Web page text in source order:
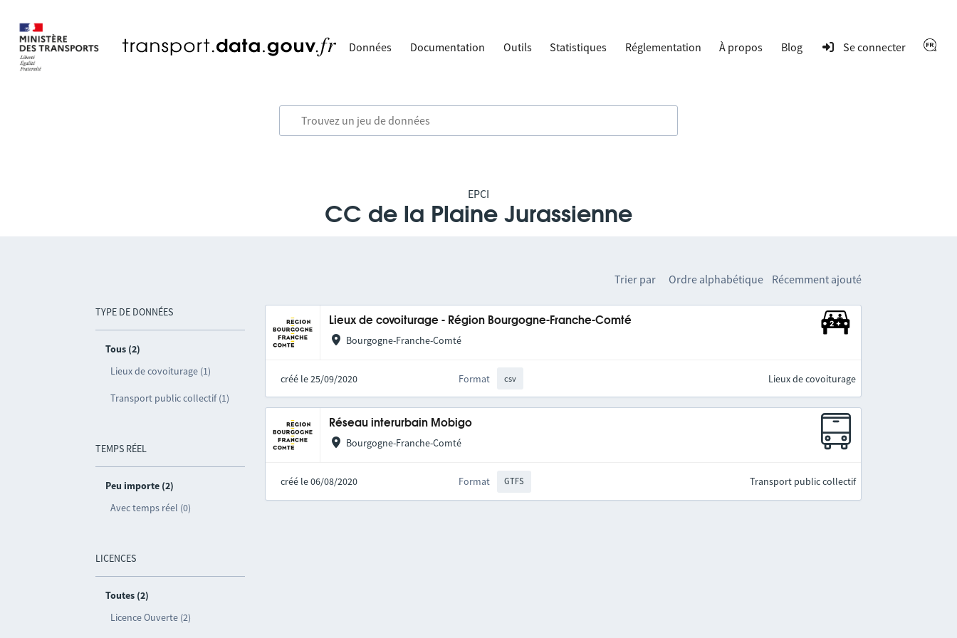
Données Documentation Outils Statistiques Réglementation À propos Blog Se connecter
EPCI
CC de la Plaine Jurassienne
TYPE DE DONNÉES
Tous (2)
Lieux de covoiturage (1)
Transport public collectif (1)
TEMPS RÉEL
Peu importe (2)
Avec temps réel (0)
LICENCES
Toutes (2)
Licence Ouverte (2)
Trier par Ordre alphabétique Récemment ajouté
Lieux de covoiturage - Région Bourgogne-Franche-Comté
Bourgogne-Franche-Comté
créé le 25/09/2020 Format csv Lieux de covoiturage
Réseau interurbain Mobigo
Bourgogne-Franche-Comté
créé le 06/08/2020 Format GTFS Transport public collectif